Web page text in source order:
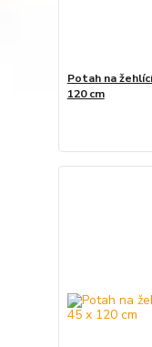
Potah na
120 cm